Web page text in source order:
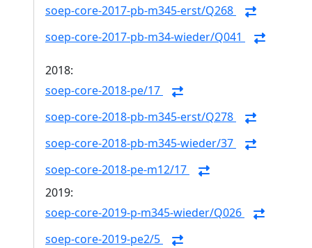
soep-core-2017-pb-m345-erst/Q268
soep-core-2017-pb-m34-wieder/Q041
2018:
soep-core-2018-pe/17
soep-core-2018-pb-m345-erst/Q278
soep-core-2018-pb-m345-wieder/37
soep-core-2018-pe-m12/17
2019:
soep-core-2019-p-m345-wieder/Q026
soep-core-2019-pe2/5